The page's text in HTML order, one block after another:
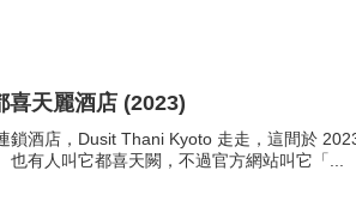
天麗酒店 (2023)
鎖酒店，Dusit Thani Kyoto 走走，這間於
有人叫它都喜天闕，不過官方網站叫它「...